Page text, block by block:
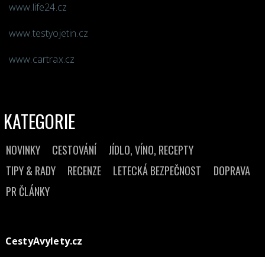
www.life24.cz
www.testyojetin.cz
www.cartrax.cz
KATEGORIE
NOVINKY CESTOVÁNÍ
JÍDLO, VÍNO, RECEPTY
TIPY & RADY
RECENZE LETECKÁ BEZPEČNOST
DOPRAVA
PR ČLÁNKY
CestyAvylety.cz